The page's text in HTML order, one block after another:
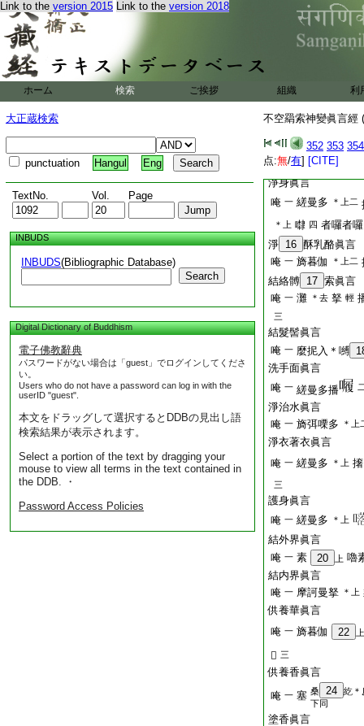
Link to the version 2015 Link to the version 2018
ホーム 検索 ご挨拶 組織 利
大正蔵検索
punctuation Hangul Eng
TextNo. Vol. Page
INBUDS
INBUDS(Bibliographic Database)
Search
Digital Dictionary of Buddhism
電子佛教辭典
パスワードがない場合は「guest」でログインしてくださ
い。
Users who do not have a password can log in with the
userID "guest".
本文をドラッグして選択するとDDBの見出し語
検索結果が表示されます。
Select a portion of the text by dragging your
mouse to view all terms in the text contained in
the DDB. ・
Password Access Policies
不空羂索神變眞言經
352 353 354
点:無/有] [CITE]
神變無量。若能一
則令壇中所畫手印
用神變。光明晃爚
海涌沸。一切天龍
圓滿。所有一切眞
皆依此等如是眞言
大奮怒王眞言護持
洗浴眞言
唵 喉中擡聲引
呼下同一
弭麼攞
淨身眞言
唵 一 縒曼多 ＊上二
＊上 㘑 四 者囉者囉
淨 16 酥乳酪眞言
唵 一 旖暮伽 ＊上二
結絡髆 17 索眞言
唵 一 灘 ＊去 拏 輕
三
結髮髻眞言
唵 一 麼抳入＊嚩
洗手面眞言
唵 一 縒曼多播
淨治水眞言
唵 一 旖弭㗚多 ＊上
淨衣著衣眞言
唵 一 縒曼多 ＊上 撦
三
護身眞言
唵 一 縒曼多 ＊上
結外界眞言
唵 一 素 20 上 嚕
結内界眞言
唵 一 摩訶曼拏 ＊上
供養華眞言
唵 一 旖暮伽 22 上
𤙖 三
供養香眞言
唵 一 塞 桑 24
紇＊
下同
塗香眞言